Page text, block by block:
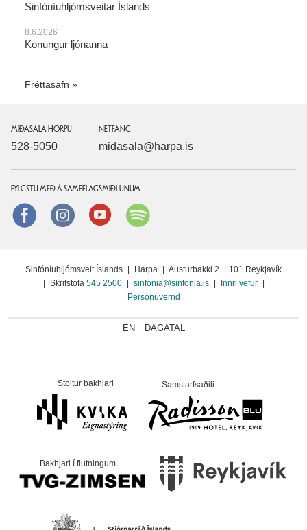
Sinfóníuhljómsveitar Íslands
8.6.2026
Konungur ljónanna
Fréttasafn
MIÐASALA HÖRPU
528-5050
NETFANG
midasala@harpa.is
FYLGSTU MEÐ Á SAMFÉLAGSMIÐLUNUM
FacebookinstagramYoutube
Sinfóníuhljómsveit Íslands Harpa Austurbakki 2
101 Reykjavík
Skrifstofa 545 2500 sinfonia@sinfonia.is Innri vefur
Persónuvernd
EN DAGATAL
Stoltur bakhjarl Samstarfsaðili
Bakhjarl í flutningum